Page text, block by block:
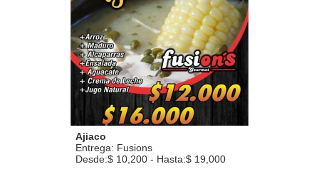
Ajiaco
Entrega: Fusions
Desde:$ 10,200 - Hasta:$ 19,000